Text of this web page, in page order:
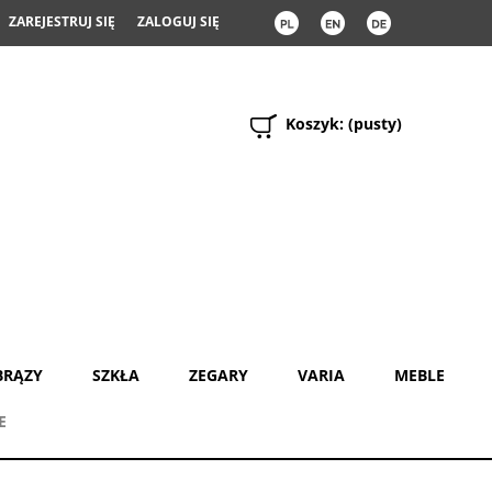
ZAREJESTRUJ SIĘ ZALOGUJ SIĘ
Koszyk: (pusty)
SZKŁA ZEGARY VARIA MEBLE